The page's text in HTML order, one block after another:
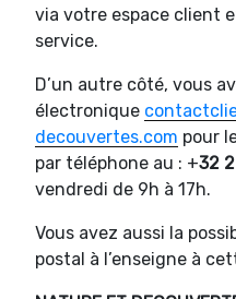
via votre espace client
service.
D’un autre côté, vous
électronique
decouvertes.com pour
par téléphone au : +32
vendredi de 9h à 17h.
Vous avez aussi la
postal à l’enseigne à